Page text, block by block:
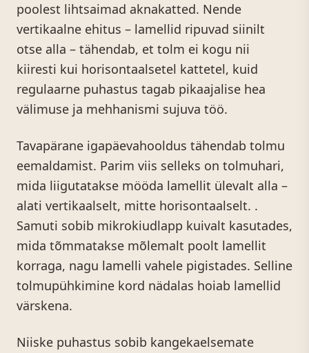
poolest lihtsaimad aknakatted. Nende
vertikaalne ehitus – lamellid ripuvad siinilt
otse alla – tähendab, et tolm ei kogu nii
kiiresti kui horisontaalsetel kattetel, kuid
regulaarne puhastus tagab pikaajalise hea
välimuse ja mehhanismi sujuva töö.
Tavapärane igapäevahooldus tähendab tolmu
eemaldamist. Parim viis selleks on tolmuhari,
mida liigutatakse mööda lamellit ülevalt alla –
alati vertikaalselt, mitte horisontaalselt. .
Samuti sobib mikrokiudlapp kuivalt kasutades,
mida tõmmatakse mõlemalt poolt lamellit
korraga, nagu lamelli vahele pigistades. Selline
tolmupühkimine kord nädalas hoiab lamellid
värskena.
Niiske puhastus sobib kangekaelsemate